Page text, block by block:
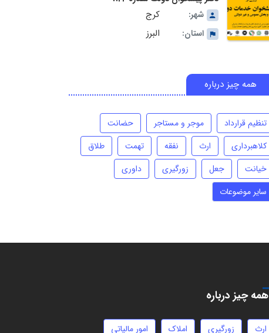
شهر:
کرج
استان: البرز
همه چیز درباره
تنظیم قرارداد موجر و مستاجر
حضانت
کلاهبرداری
ارث نفقه تهمت
طلاق
خیانت
جعل زورگیری
داوری
سایر موضوعات
همه چیز درباره
ارث زورگیری املاک امور مالیاتی